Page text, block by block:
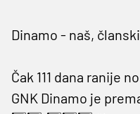
Dinamo - naš,
Čak 111 dana ranije
GNK Dinamo je